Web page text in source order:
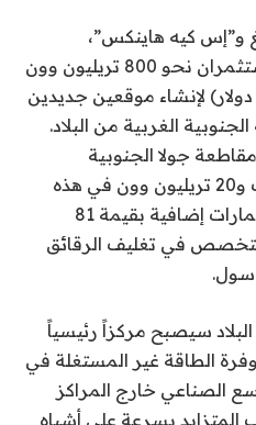
كيه هاينكس”،
بالتعاون مع مورديهما، ستستثمران نحو 800 تريليون وون
حوالي 517.9 مليار دولار) لإنشاء موقعين جديدين
الغربية من البلاد.
جولا الجنوبية
ستضخان ما بين 5 تريليونات و20 تريليون وون في هذه
المشروعات، إلى جانب استثمارات إضافية بقيمة 81
في تغليف الرقائق
سول.
سيصبح مركزاً رئيسياً
الطاقة غير المستغلة في
الصناعي خارج المراكز
المتزايد بسرعة على أشباه